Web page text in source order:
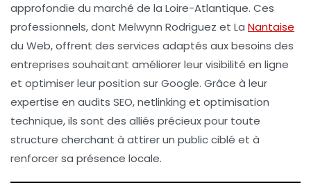
approfondie du marché de la Loire-Atlantique. Ces
professionnels, dont Melwynn Rodriguez et La Nantaise
du Web, offrent des services adaptés aux besoins des
entreprises souhaitant améliorer leurvisibilité en ligne
et optimiser leur position surGoogle. Grâce à leur
expertise en audits SEO,netlinking et optimisation
technique, ils sont des alliés précieux pour toute
structure cherchant à attirer un public ciblé et à
renforcer sa présence locale.